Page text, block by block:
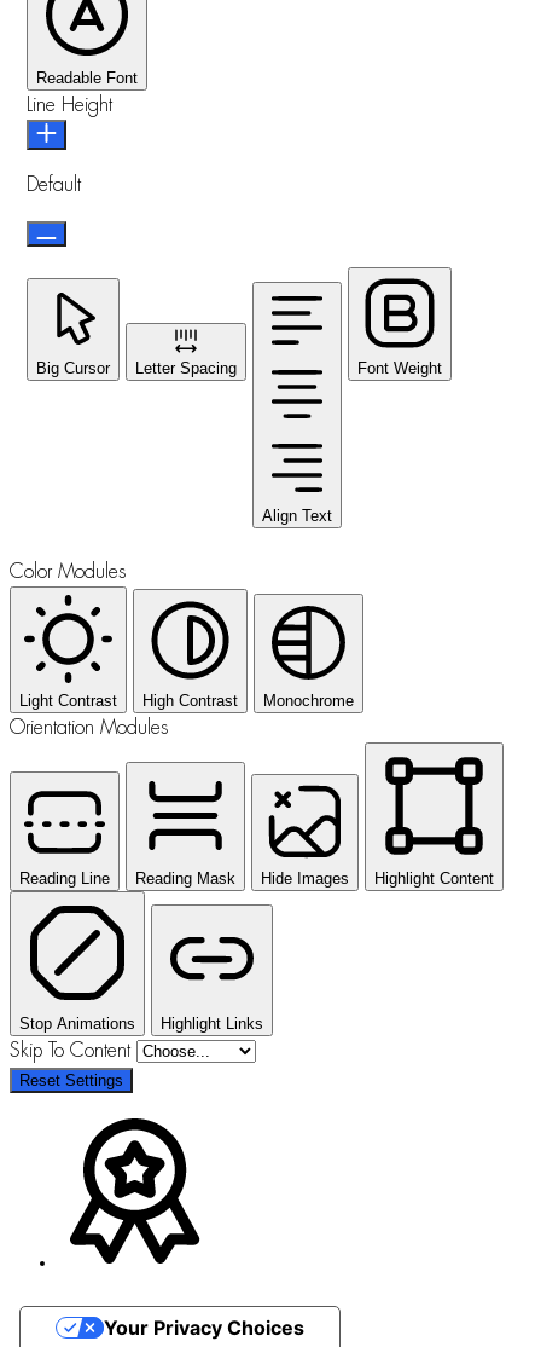
Readable Font
Line Height
Default
Big Cursor Letter Spacing
Align Text
Font Weight
Color Modules
Light Contrast High Contrast Monochrome
Orientation Modules
Reading Line Reading Mask Hide Images Highlight Content
Stop Animations Highlight Links
Skip To Content
Reset Settings
Your Privacy Choices